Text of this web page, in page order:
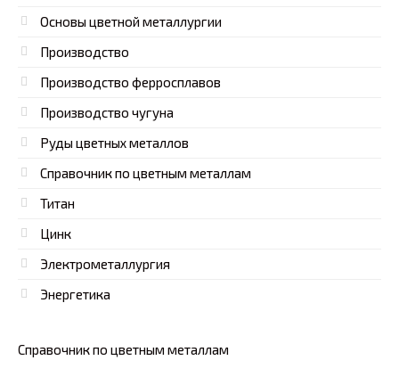
Основы цветной металлургии
Производство
Производство ферросплавов
Производство чугуна
Руды цветных металлов
Справочник по цветным металлам
Титан
Цинк
Электрометаллургия
Энергетика
Справочник по цветным металлам